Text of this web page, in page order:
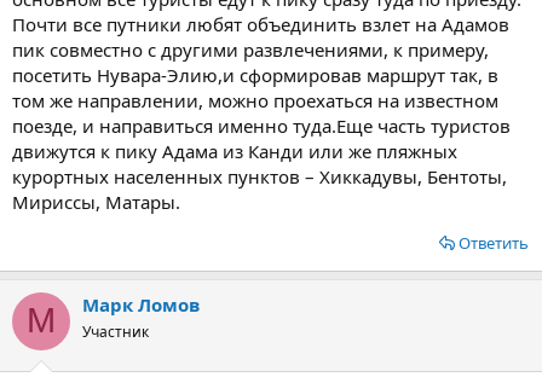
Почти все путники любят объединить взлет на Адамов
пик совместно с другими развлечениями, к примеру,
посетить Нувара-Элию,и сформировав маршрут так, в
том же направлении, можно проехаться на известном
поезде, и направиться именно туда.Еще часть туристов
движутся к пику Адама из Канди или же пляжных
курортных населенных пунктов – Хиккадувы, Бентоты,
Мириссы, Матары.
Ответить
М Марк Ломов
Участник